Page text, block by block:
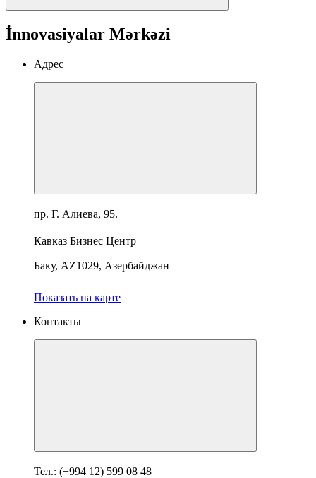
İnnovasiyalar Mərkəzi
Адрес
пр. Г. Алиева, 95.
Кавказ Бизнес Центр
Баку, AZ1029, Азербайджан
Показать на карте
Контакты
Тел.: (+994 12) 599 08 48